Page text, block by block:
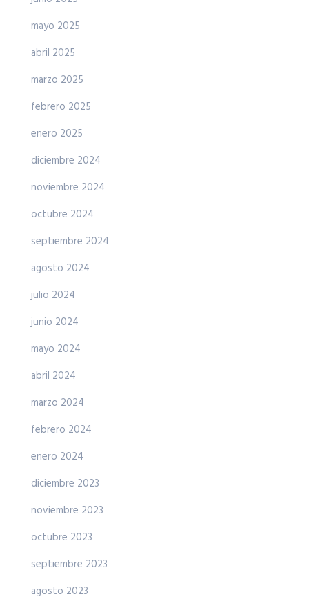
mayo 2025
abril 2025
marzo 2025
febrero 2025
enero 2025
diciembre 2024
noviembre 2024
octubre 2024
septiembre 2024
agosto 2024
julio 2024
junio 2024
mayo 2024
abril 2024
marzo 2024
febrero 2024
enero 2024
diciembre 2023
noviembre 2023
octubre 2023
septiembre 2023
agosto 2023